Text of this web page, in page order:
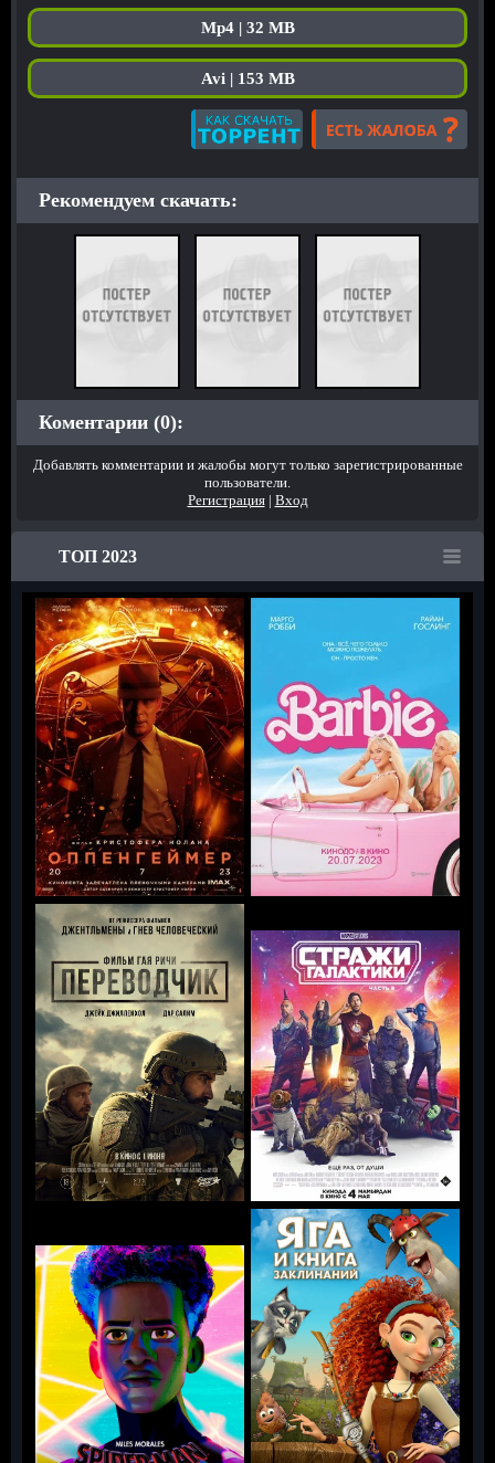
Mp4 | 32 MB
Avi | 153 MB
Рекомендуем скачать:
Коментарии (0):
Добавлять комментарии и жалобы могут только зарегистрированные
пользователи.
Регистрация| Вход
ТОП 2023